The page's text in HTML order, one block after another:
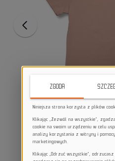
ZGODA
Niniejsza strona korzysta z plików
Klikając „Zezwól na wszystkie”,
cookie na swoim urządzeniu w celu
analizy korzystania z witryny i pomocy
marketingowych.
Klikając „Odrzuć wszystkie”,